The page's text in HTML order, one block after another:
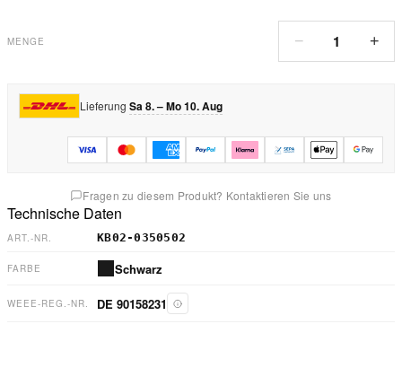
MENGE − 1 +
Lieferung Sa 8. – Mo 10. Aug
Fragen zu diesem Produkt? Kontaktieren Sie uns
Technische Daten
ART.-NR. KB02-0350502
FARBE Schwarz
WEEE-REG.-NR. DE 90158231